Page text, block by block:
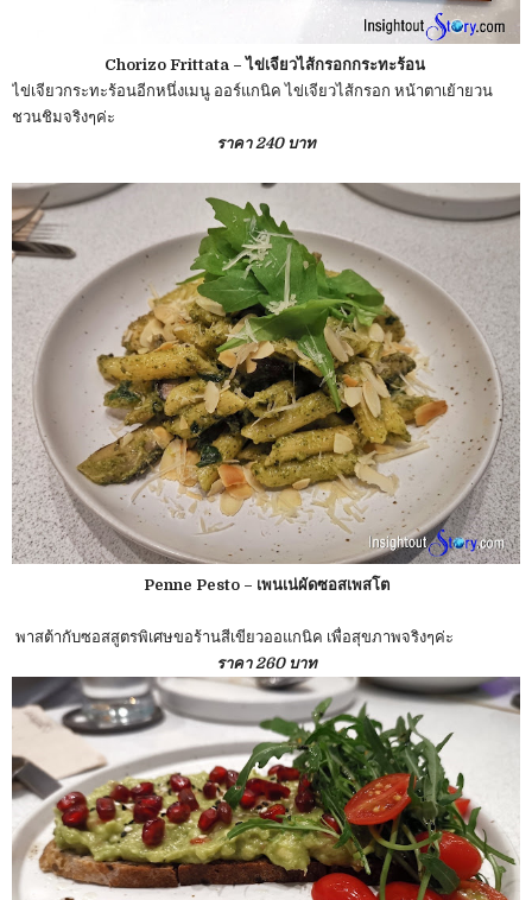
Chorizo Frittata – ไข่เจียวไส้กรอกกระทะร้อน
ไข่เจียวกระทะร้อนอีกหนึ่งเมนู ออร์แกนิค ไข่เจียวไส้กรอก หน้าตาเย้ายวน
ชวนชิมจริงๆค่ะ
ราคา 240 บาท
Penne Pesto – เพนเน่ผัดซอสเพสโต
พาสต้ากับซอสสูตรพิเศษขอร้านสีเขียวออแกนิค เพื่อสุขภาพจริงๆค่ะ
ราคา 260 บาท